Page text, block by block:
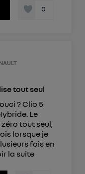
0
tout seul
? Clio 5
Le
tout seul,
lorsque je
fois en
la suite